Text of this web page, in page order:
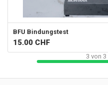
BFU Bindungstest
15.00 CHF
3 von 3